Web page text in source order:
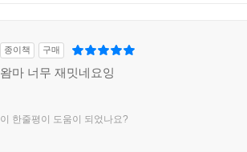
종이책 구매
왐마 너무 재밋네요잉
이 한줄평이 도움이 되었나요?